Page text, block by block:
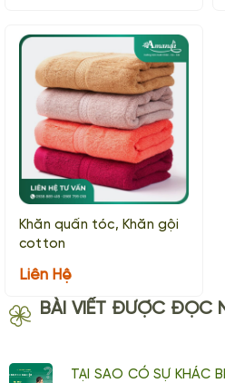
Khăn quấn tóc, Khăn gội
cotton
Liên Hệ
BÀI VIẾT ĐƯỢC ĐỌC
TẠI SAO CÓ SỰ KHÁC